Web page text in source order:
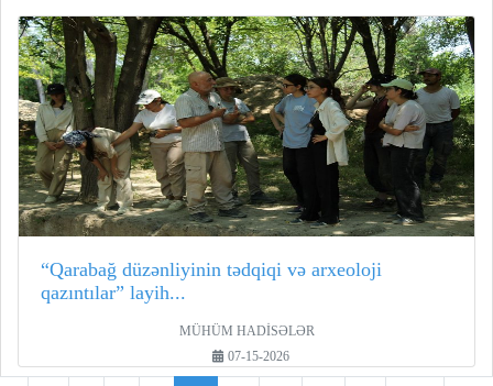
“Qarabağ düzənliyinin tədqiqi və arxeoloji
qazıntılar” layih...
MÜHÜM HADİSƏLƏR
07-15-2026